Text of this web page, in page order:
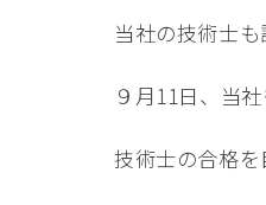
当社の技術士も
９月11日、当
技術士の合格